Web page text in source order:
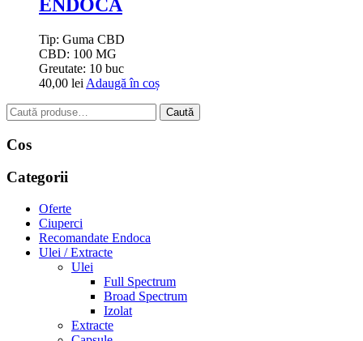
ENDOCA
Tip: Guma CBD
CBD: 100 MG
Greutate: 10 buc
40,00 lei Adaugă în coș
Caută
după:
Caută
Cos
Categorii
Oferte
Ciuperci
Recomandate Endoca
Ulei / Extracte
Ulei
Full Spectrum
Broad Spectrum
Izolat
Extracte